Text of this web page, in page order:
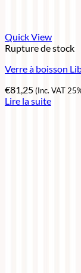
Quick View
Rupture de stock
Verre à boisson
€81,25(Inc. VAT
Lire la suite